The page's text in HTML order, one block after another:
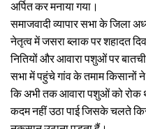
अर्पित कर मनाया गया।
समाजवादी व्यापार सभा के जिला
नेतृत्व में जसरा ब्लाक पर शहादत
नितियों और आवारा पशुओं पर
सभा में पहुंचे गांव के तमाम किसानों
कि अभी तक आवारा पशुओं को रोक
कदम नहीं उठा पाई जिसके चलते